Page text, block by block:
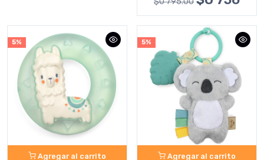
5%
Agregar al carrito
5%
Agregar al carrito